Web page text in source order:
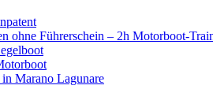
ohne Führerschein – 2h Motorboot-
in Marano Lagunare